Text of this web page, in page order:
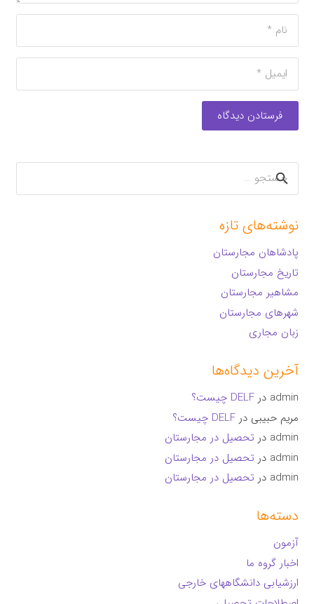
فرستادن دیدگاه
جستجو
برای:
نوشته‌های تازه
پادشاهان مجارستان
تاریخ مجارستان
مشاهیر مجارستان
شهرهای مجارستان
زبان مجاری
آخرین دیدگاه‌ها
admin درDELF چیست؟
مریم حبیبی درDELF چیست؟
admin در تحصیل در مجارستان
admin در تحصیل در مجارستان
admin در تحصیل در مجارستان
دسته‌ها
آزمون
اخبار گروه ما
ارزشیابی دانشگاههای خارجی